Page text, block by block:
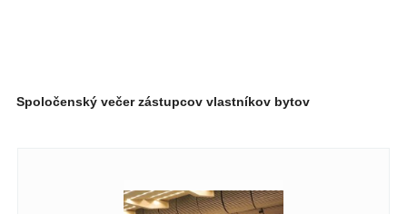
Spoločenský večer zástupcov vlastníkov bytov